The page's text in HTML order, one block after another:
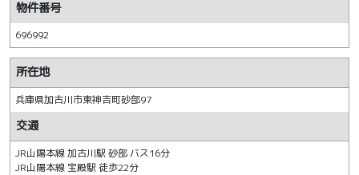
物件番号
696992
所在地
兵庫県加古川市東神吉町砂部97
交通
JR山陽本線 加古川駅 砂部 バス16分
JR山陽本線 宝殿駅 徒歩22分